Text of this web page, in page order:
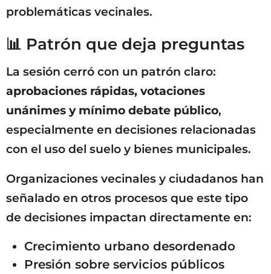
problemáticas vecinales.
📊 Patrón que deja preguntas
La sesión cerró con un patrón claro:
aprobaciones rápidas, votaciones
unánimes y mínimo debate público,
especialmente en decisiones relacionadas
con el uso del suelo y bienes municipales.
Organizaciones vecinales y ciudadanos han
señalado en otros procesos que este tipo
de decisiones impactan directamente en:
Crecimiento urbano desordenado
Presión sobre servicios públicos